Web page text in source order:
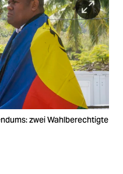
zwei Wahlberechtigte